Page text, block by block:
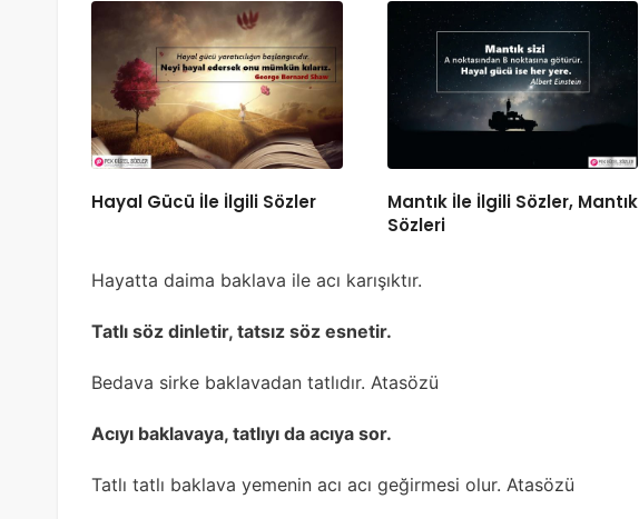
Hayal Gücü İle İlgili Sözler
Mantık İle İlgili Sözler, Mantık
Sözleri
Hayatta daima baklava ile acı karışıktır.
Tatlı söz dinletir, tatsız söz esnetir.
Bedava sirke baklavadan tatlıdır. Atasözü
Acıyı baklavaya, tatlıyı da acıya sor.
Tatlı tatlı baklava yemenin acı acı geğirmesi olur. Atasözü